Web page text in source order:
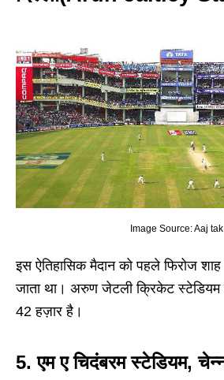
Image Source: Aaj tak
इस ऐतिहासिक मैदान को पहले फिरोज
जाता था। अरुण जेटली क्रिकेट स्टेडियम
42 हज़ार है।
5. एम ए चिदंबरम स्टेडियम,